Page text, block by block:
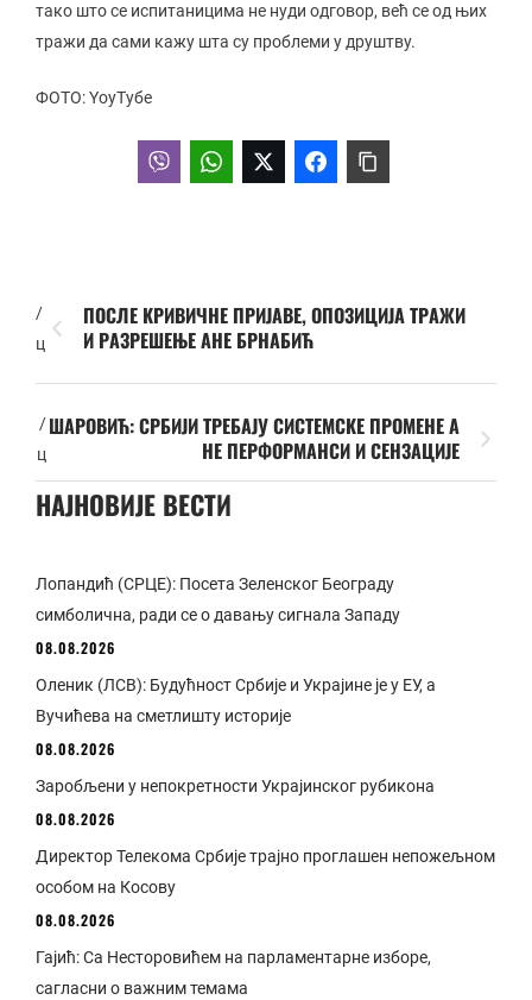
тако што се испитаницима не нуди одговор, већ се од њих
тражи да сами кажу шта су проблеми у друштву.
ФОТО: YоуТубе
/
ц
ПОСЛЕ КРИВИЧНЕ ПРИЈАВЕ, ОПОЗИЦИЈА ТРАЖИ
И РАЗРЕШЕЊЕ АНЕ БРНАБИЋ
/
ц
ШАРОВИЋ: СРБИЈИ ТРЕБАЈУ СИСТЕМСКЕ ПРОМЕНЕ А
НЕ ПЕРФОРМАНСИ И СЕНЗАЦИЈЕ
НАЈНОВИЈЕ ВЕСТИ
Лопандић (СРЦЕ): Посета Зеленског Београду
симболична, ради се о давању сигнала Западу
08.08.2026
Оленик (ЛСВ): Будућност Србије и Украјине је у ЕУ, а
Вучићева на сметлишту историје
08.08.2026
Заробљени у непокретности Украјинског рубикона
08.08.2026
Директор Телекома Србије трајно проглашен непожељном
особом на Косову
08.08.2026
Гајић: Са Несторовићем на парламентарне изборе,
сагласни о важним темама